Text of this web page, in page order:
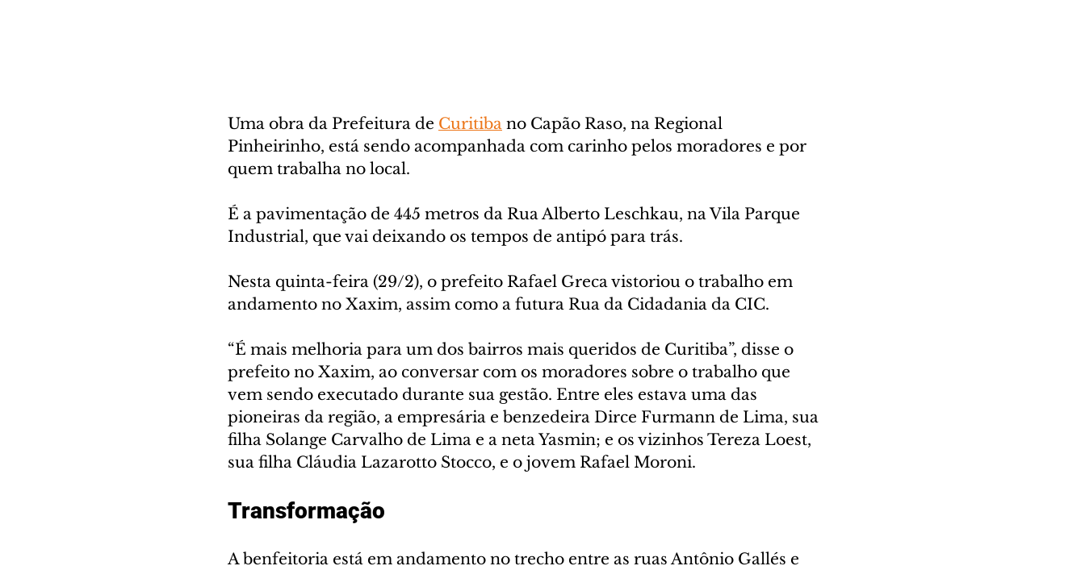
Uma obra da Prefeitura de Curitiba no Capão Raso, na Regional
Pinheirinho, está sendo acompanhada com carinho pelos moradores e por
quem trabalha no local.
É a pavimentação de 445 metros da Rua Alberto Leschkau, na Vila Parque
Industrial, que vai deixando os tempos de antipó para trás.
Nesta quinta-feira (29/2), o prefeito Rafael Greca vistoriou o trabalho em
andamento no Xaxim, assim como a futura Rua da Cidadania da CIC.
“É mais melhoria para um dos bairros mais queridos de Curitiba”, disse o
prefeito no Xaxim, ao conversar com os moradores sobre o trabalho que
vem sendo executado durante sua gestão. Entre eles estava uma das
pioneiras da região, a empresária e benzedeira Dirce Furmann de Lima, sua
filha Solange Carvalho de Lima e a neta Yasmin; e os vizinhos Tereza Loest,
sua filha Cláudia Lazarotto Stocco, e o jovem Rafael Moroni.
Transformação
A benfeitoria está em andamento no trecho entre as ruas Antônio Gallés e